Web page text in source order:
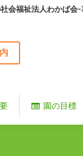
会福祉法人わかば会
園の目標